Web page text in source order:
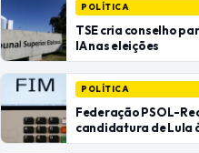
POLÍTICA
TSE cria conselho
IA nas eleições
POLÍTICA
Federação PSOL-
candidatura de Lula